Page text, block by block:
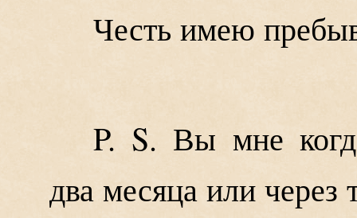
Честь имею
P. S. Вы мне
два месяца или через